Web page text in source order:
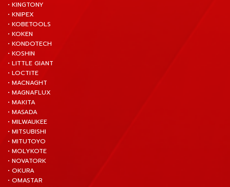
• KINGTONY
• KNIPEX
• KOBETOOLS
• KOKEN
• KONDOTECH
• KOSHIN
• LITTLE GIANT
• LOCTITE
• MACNAGHT
• MAGNAFLUX
• MAKITA
• MASADA
• MILWAUKEE
• MITSUBISHI
• MITUTOYO
• MOLYKOTE
• NOVATORK
• OKURA
• OMASTAR